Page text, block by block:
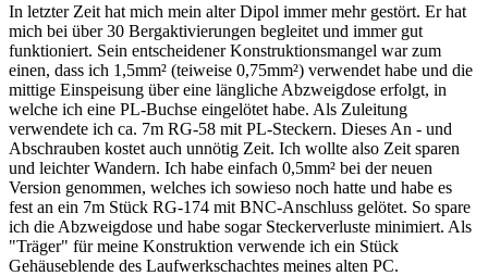
In letzter Zeit hat mich mein alter Dipol immer mehr gestört. Er hat
mich bei über 30 Bergaktivierungen begleitet und immer gut
funktioniert. Sein entscheidener Konstruktionsmangel war zum
einen, dass ich 1,5mm² (teiweise 0,75mm²) verwendet habe und die
mittige Einspeisung über eine längliche Abzweigdose erfolgt, in
welche ich eine PL-Buchse eingelötet habe. Als Zuleitung
verwendete ich ca. 7m RG-58 mit PL-Steckern. Dieses An - und
Abschrauben kostet auch unnötig Zeit. Ich wollte also Zeit sparen
und leichter Wandern. Ich habe einfach 0,5mm² bei der neuen
Version genommen, welches ich sowieso noch hatte und habe es
fest an ein 7m Stück RG-174 mit BNC-Anschluss gelötet. So spare
ich die Abzweigdose und habe sogar Steckerverluste minimiert. Als
"Träger" für meine Konstruktion verwende ich ein Stück
Gehäuseblende des Laufwerkschachtes meines alten PC.